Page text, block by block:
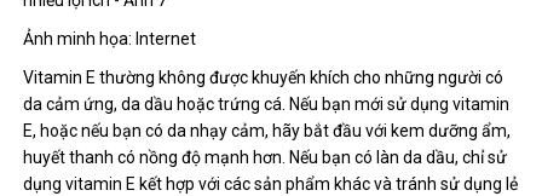
Ảnh minh họa: Internet
Vitamin E thường không được khuyến khích cho những người có
da cảm ứng, da dầu hoặc trứng cá. Nếu bạn mới sử dụng vitamin
E, hoặc nếu bạn có da nhạy cảm, hãy bắt đầu với kem dưỡng ẩm,
huyết thanh có nồng độ mạnh hơn. Nếu bạn có làn da dầu, chỉ sử
dụng vitamin E kết hợp với các sản phẩm khác và tránh sử dụng lẻ